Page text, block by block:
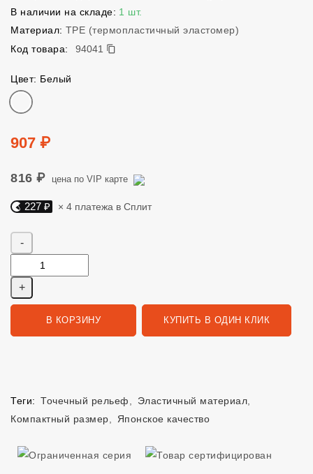
В наличии на складе: 1 шт.
Материал: TPE (термопластичный эластомер)
Код товара:
94041
94041
Цвет: Белый
Цвет
Цена
907 ₽
816 ₽ цена по VIP карте
Яндекс Сплит. 227 руб, 4 платежа в Сплит
227 ₽ × 4 платежа в Сплит
В КОРЗИНУ КУПИТЬ В ОДИН КЛИК
Теги: Точечный рельеф Эластичный материал
Компактный размер
Японское качество